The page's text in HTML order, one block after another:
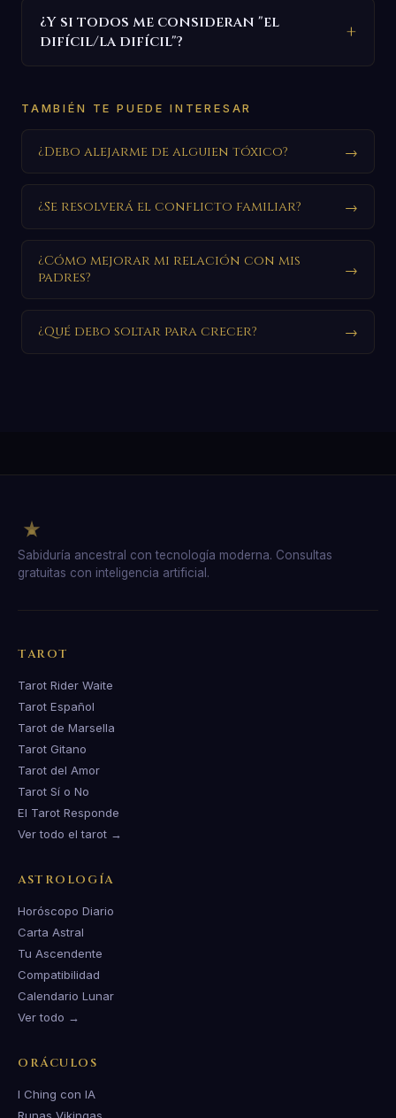
¿Y si todos me consideran "el
difícil/la difícil"?
TAMBIÉN TE PUEDE INTERESAR
¿Debo alejarme de alguien tóxico? →
¿Se resolverá el conflicto familiar? →
¿Cómo mejorar mi relación con mis
padres?
→
¿Qué debo soltar para crecer? →
Sabiduría ancestral con tecnología moderna. Consultas
gratuitas con inteligencia artificial.
TAROT
Tarot Rider Waite
Tarot Español
Tarot de Marsella
Tarot Gitano
Tarot del Amor
Tarot Sí o No
El Tarot Responde
Ver todo el tarot →
ASTROLOGÍA
Horóscopo Diario
Carta Astral
Tu Ascendente
Compatibilidad
Calendario Lunar
Ver todo →
ORÁCULOS
I Ching con IA